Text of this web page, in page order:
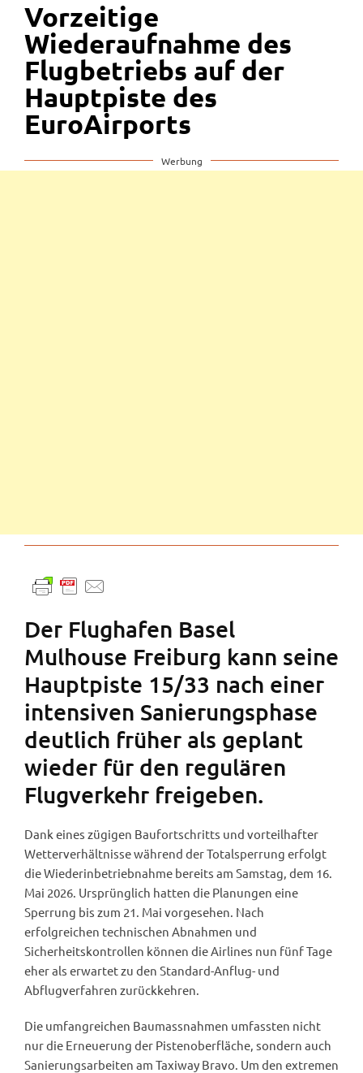
Vorzeitige
Wiederaufnahme des
Flugbetriebs auf der
Hauptpiste des
EuroAirports
Werbung
Der Flughafen Basel
Mulhouse Freiburg kann seine
Hauptpiste 15/33 nach einer
intensiven Sanierungsphase
deutlich früher als geplant
wieder für den regulären
Flugverkehr freigeben.
Dank eines zügigen Baufortschritts und vorteilhafter
Wetterverhältnisse während der Totalsperrung erfolgt
die Wiederinbetriebnahme bereits am Samstag, dem 16.
Mai 2026. Ursprünglich hatten die Planungen eine
Sperrung bis zum 21. Mai vorgesehen. Nach
erfolgreichen technischen Abnahmen und
Sicherheitskontrollen können die Airlines nun fünf Tage
eher als erwartet zu den Standard-Anflug- und
Abflugverfahren zurückkehren.
Die umfangreichen Baumassnahmen umfassten nicht
nur die Erneuerung der Pistenoberfläche, sondern auch
Sanierungsarbeiten am Taxiway Bravo. Um den extremen